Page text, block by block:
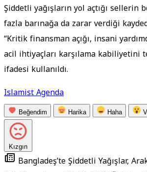
Şiddetli yağışların yol açtığı sellerin
fazla barınağa da zarar verdiği
“Kritik finansman açığı, insani
acil ihtiyaçları karşılama kabiliyetini
ifadesi kullanıldı.
Islamist Agenda
Beğendim Harika Haha
Kızgın
Bangladeş’te Şiddetli Yağışlar,